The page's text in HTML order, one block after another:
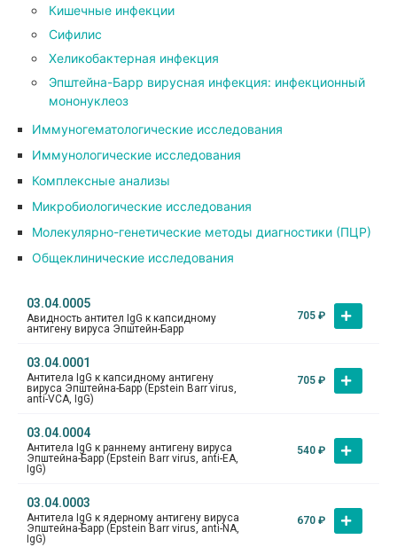
Кишечные инфекции
Сифилис
Хеликобактерная инфекция
Эпштейна-Барр вирусная инфекция: инфекционный
мононуклеоз
Иммуногематологические исследования
Иммунологические исследования
Комплексные анализы
Микробиологические исследования
Молекулярно-генетические методы диагностики (ПЦР)
Общеклинические исследования
03.04.0005
Авидность антител IgG к капсидному
антигену вируса Эпштейн-Барр
705 ₽
03.04.0001
Антитела IgG к капсидному антигену
вируса Эпштейна-Барр (Epstein Barr virus,
anti-VCA, IgG)
705 ₽
03.04.0004
Антитела IgG к раннему антигену вируса
Эпштейна-Барр (Epstein Barr virus, anti-ЕA,
IgG)
540 ₽
03.04.0003
Антитела IgG к ядерному антигену вируса
Эпштейна-Барр (Epstein Barr virus, anti-NA,
IgG)
670 ₽